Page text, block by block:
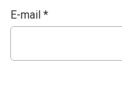
E-mail *